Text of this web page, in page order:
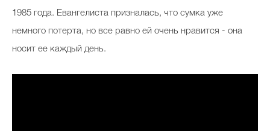
1985 года. Евангелиста призналась, что сумка уже
немного потерта, но все равно ей очень нравится - она
носит ее каждый день.